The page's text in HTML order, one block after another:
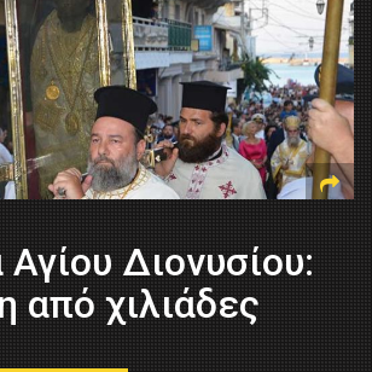
Αγίου Διονυσίου:
από χιλιάδες